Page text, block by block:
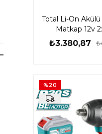
Total Li-On
Matkap 12v
₺3.380,87
%20